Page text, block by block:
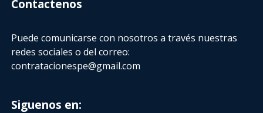
Contactenos
Puede comunicarse con nosotros a través nuestras
redes sociales o del correo:
contratacionespe@gmail.com
Siguenos en: